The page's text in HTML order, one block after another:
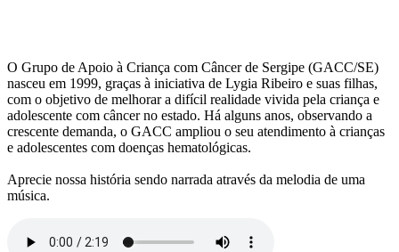
O Grupo de Apoio à Criança com Câncer de Sergipe (GACC/SE)
nasceu em 1999, graças à iniciativa de Lygia Ribeiro e suas filhas,
com o objetivo de melhorar a difícil realidade vivida pela criança e
adolescente com câncer no estado. Há alguns anos, observando a
crescente demanda, o GACC ampliou o seu atendimento à crianças
e adolescentes com doenças hematológicas.
Aprecie nossa história sendo narrada através da melodia de uma
música.